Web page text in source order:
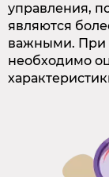
управления,
являются
важными. При
необходимо